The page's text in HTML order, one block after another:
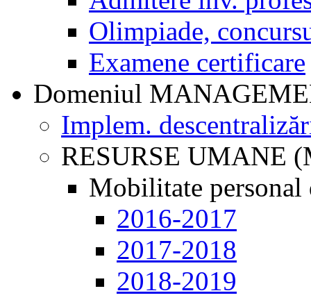
Olimpiade,
Examene certificare
Domeniul
Implem.
RESURSE UMANE
Mobilitate personal
2016-2017
2017-2018
2018-2019